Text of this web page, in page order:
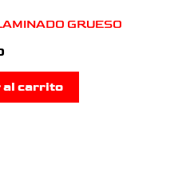
GRUESO
al carrito